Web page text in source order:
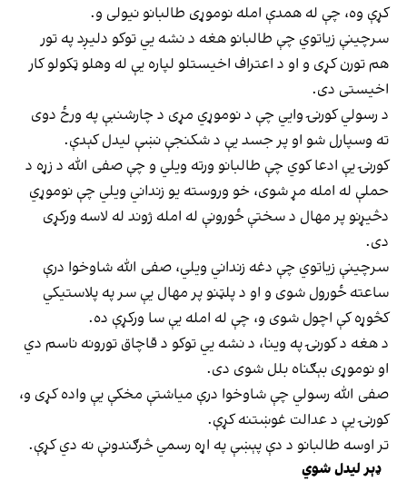
کړې وه، چې له همدې امله نوموړی طالبانو نیولی و.
سرچینې زیاتوي چې طالبانو هغه د نشه يي توکو دلیږد په تور
هم تورن کړی و او د اعتراف اخیستلو لپاره یې له وهلو ټکولو کار
اخیستی دی.
د رسولي کورنۍ وایي چې د نوموړي مړی د چارشنبې په ورځ دوی
ته وسپارل شو او پر جسد یې د شکنجې نښې لیدل کېدې.
کورنۍ یې ادعا کوي چې طالبانو ورته ویلي و چې صفی الله د زړه د
حملې له امله مړ شوی، خو وروسته یو زنداني ویلي چې نوموړي
دڅیړنو پر مهال د سختې ځورونې له امله ژوند له لاسه ورکړی
دی.
سرچینې زیاتوي چې دغه زنداني ویلي، صفی الله شاوخوا درې
ساعته ځورول شوی و او د پلټنو پر مهال یې سر په پلاستیکي
کڅوړه کې اچول شوی و، چې له امله یې سا ورکړې ده.
د هغه د کورنۍ په وینا، د نشه يي توکو د قاچاق تورونه ناسم دي
او نوموړی بېګناه بلل شوی دی.
صفی الله رسولي چې شاوخوا درې میاشتې مخکې یې واده کړی و،
کورنۍ یې د عدالت غوښتنه کړې.
تر اوسه طالبانو د دې پېښې په اړه رسمي څرګندونې نه دي کړې.
ډېر لیدل شوي